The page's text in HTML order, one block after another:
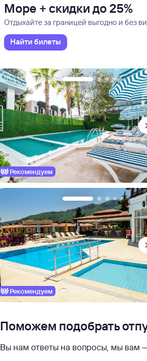
Море + скидки до 25%
Отдыхайте за границей выгодно и без
Найти билеты
Рекомендуем
Рекомендуем
Поможем подобрать
Вы нам ответы на вопросы, мы вам